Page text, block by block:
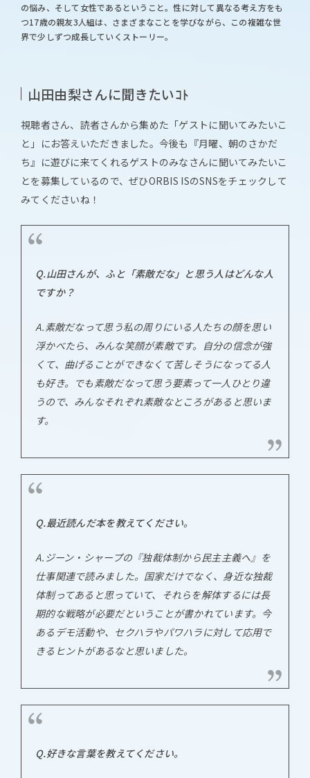
の悩み、そして女性であるということ。性に対して異なる考え方をも
つ17歳の親友3人組は、さまざまなことを学びながら、この複雑な世
界で少しずつ成長していくストーリー。
山田由梨さんに聞きたいｺﾄ
視聴者さん、読者さんから集めた「ゲストに聞いてみたいこ
と」にお答えいただきました。今後も『月曜、朝のさかだ
ち』に遊びに来てくれるゲストのみなさんに聞いてみたいこ
とを募集しているので、ぜひORBIS ISのSNSをチェックして
みてくださいね！
Q.山田さんが、ふと「素敵だな」と思う人はどんな人
ですか？
A.素敵だなって思う私の周りにいる人たちの顔を思い
浮かべたら、みんな笑顔が素敵です。自分の信念が強
くて、曲げることができなくて苦しそうになってる人
も好き。でも素敵だなって思う要素って一人ひとり違
うので、みんなそれぞれ素敵なところがあると思いま
す。
Q.最近読んだ本を教えてください。
A.ジーン・シャープの『独裁体制から民主主義へ』を
仕事関連で読みました。国家だけでなく、身近な独裁
体制ってあると思っていて、それらを解体するには長
期的な戦略が必要だということが書かれています。今
あるデモ活動や、セクハラやパワハラに対して応用で
きるヒントがあるなと思いました。
Q.好きな言葉を教えてください。